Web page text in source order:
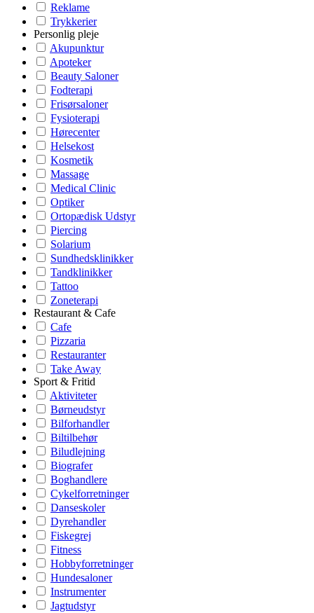
Reklame
Trykkerier
Personlig pleje
Akupunktur
Apoteker
Beauty Saloner
Fodterapi
Frisørsaloner
Fysioterapi
Hørecenter
Helsekost
Kosmetik
Massage
Medical Clinic
Optiker
Ortopædisk Udstyr
Piercing
Solarium
Sundhedsklinikker
Tandklinikker
Tattoo
Zoneterapi
Restaurant & Cafe
Cafe
Pizzaria
Restauranter
Take Away
Sport & Fritid
Aktiviteter
Børneudstyr
Bilforhandler
Biltilbehør
Biludlejning
Biografer
Boghandlere
Cykelforretninger
Danseskoler
Dyrehandler
Fiskegrej
Fitness
Hobbyforretninger
Hundesaloner
Instrumenter
Jagtudstyr